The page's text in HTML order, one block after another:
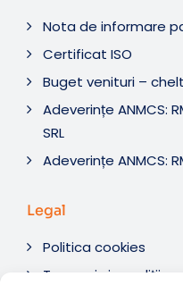
Nota de informare
Certificat ISO
Buget venituri –
Adeverințe ANMCS:
SRL
Adeverințe ANMCS:
Legal
Politica cookies
Termeni si condiții